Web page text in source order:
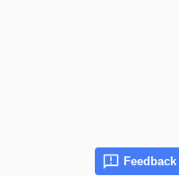
Feedback